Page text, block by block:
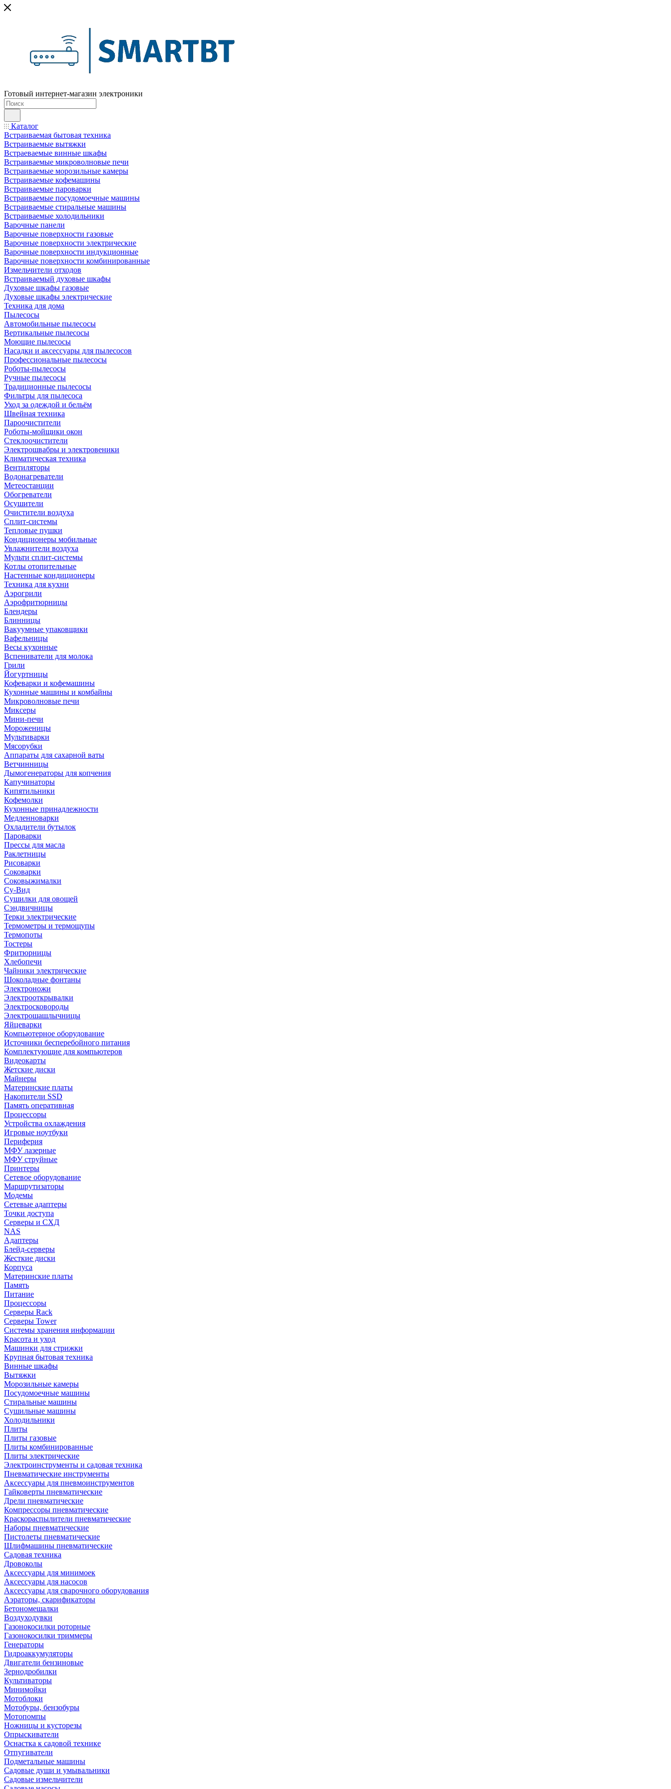
Готовый интернет-магазин электроники
Каталог
Встраиваемая бытовая техника
Встраиваемые вытяжки
Встраеваемые винные шкафы
Встраиваемые микроволновые печи
Встраиваемые морозильные камеры
Встраиваемые кофемашины
Встраиваемые пароварки
Встраиваемые посудомоечные машины
Встраиваемые стиральные машины
Встраиваемые холодильники
Варочные панели
Варочные поверхности газовые
Варочные поверхности электрические
Варочные поверхности индукционные
Варочные поверхности комбинированные
Измельчители отходов
Встраиваемый духовые шкафы
Духовые шкафы газовые
Духовые шкафы электрические
Техника для дома
Пылесосы
Автомобильные пылесосы
Вертикальные пылесосы
Моющие пылесосы
Насадки и аксессуары для пылесосов
Профессиональные пылесосы
Роботы-пылесосы
Ручные пылесосы
Традиционные пылесосы
Фильтры для пылесоса
Уход за одеждой и бельём
Швейная техника
Пароочистители
Роботы-мойщики окон
Стеклоочистители
Электрошвабры и электровеники
Климатическая техника
Вентиляторы
Водонагреватели
Метеостанции
Обогреватели
Осушители
Очистители воздуха
Сплит-системы
Тепловые пушки
Кондиционеры мобильные
Увлажнители воздуха
Мульти сплит-системы
Котлы отопительные
Настенные кондиционеры
Техника для кухни
Аэрогрили
Аэрофритюрницы
Блендеры
Блинницы
Вакуумные упаковщики
Вафельницы
Весы кухонные
Вспениватели для молока
Грили
Йогуртницы
Кофеварки и кофемашины
Кухонные машины и комбайны
Микроволновые печи
Миксеры
Мини-печи
Мороженицы
Мультиварки
Мясорубки
Аппараты для сахарной ваты
Ветчинницы
Дымогенераторы для копчения
Капучинаторы
Кипятильники
Кофемолки
Кухонные принадлежности
Медленноварки
Охладители бутылок
Пароварки
Прессы для масла
Раклетницы
Рисоварки
Соковарки
Соковыжималки
Су-Вид
Сушилки для овощей
Сэндвичницы
Терки электрические
Термометры и термощупы
Термопоты
Тостеры
Фритюрницы
Хлебопечи
Чайники электрические
Шоколадные фонтаны
Электроножи
Электрооткрывалки
Электросковороды
Электрошашлычницы
Яйцеварки
Компьютерное оборудование
Источники бесперебойного питания
Комплектующие для компьютеров
Видеокарты
Жетские диски
Майнеры
Материнские платы
Накопители SSD
Память оперативная
Процессоры
Устройства охлаждения
Игровые ноутбуки
Периферия
МФУ лазерные
МФУ струйные
Принтеры
Сетевое оборудование
Маршрутизаторы
Модемы
Сетевые адаптеры
Точки доступа
Серверы и СХД
NAS
Адаптеры
Блейд-серверы
Жесткие диски
Корпуса
Материнские платы
Память
Питание
Процессоры
Серверы Rack
Серверы Tower
Системы хранения информации
Красота и уход
Машинки для стрижки
Крупная бытовая техника
Винные шкафы
Вытяжки
Морозильные камеры
Посудомоечные машины
Стиральные машины
Сушильные машины
Холодильники
Плиты
Плиты газовые
Плиты комбинированные
Плиты электрические
Электроинструменты и садовая техника
Пневматические инструменты
Аксессуары для пневмоинструментов
Гайковерты пневматические
Дрели пневматические
Компрессоры пневматические
Краскораспылители пневматические
Наборы пневматические
Пистолеты пневматические
Шлифмашины пневматические
Садовая техника
Дровоколы
Аксессуары для минимоек
Аксессуары для насосов
Аксессуары для сварочного оборудования
Аэраторы, скарификаторы
Бетономешалки
Воздуходувки
Газонокосилки роторные
Газонокосилки триммеры
Генераторы
Гидроаккумуляторы
Двигатели бензиновые
Зернодробилки
Культиваторы
Минимойки
Мотоблоки
Мотобуры, бензобуры
Мотопомпы
Ножницы и кусторезы
Опрыскиватели
Оснастка к садовой технике
Отпугиватели
Подметальные машины
Садовые души и умывальники
Садовые измельчители